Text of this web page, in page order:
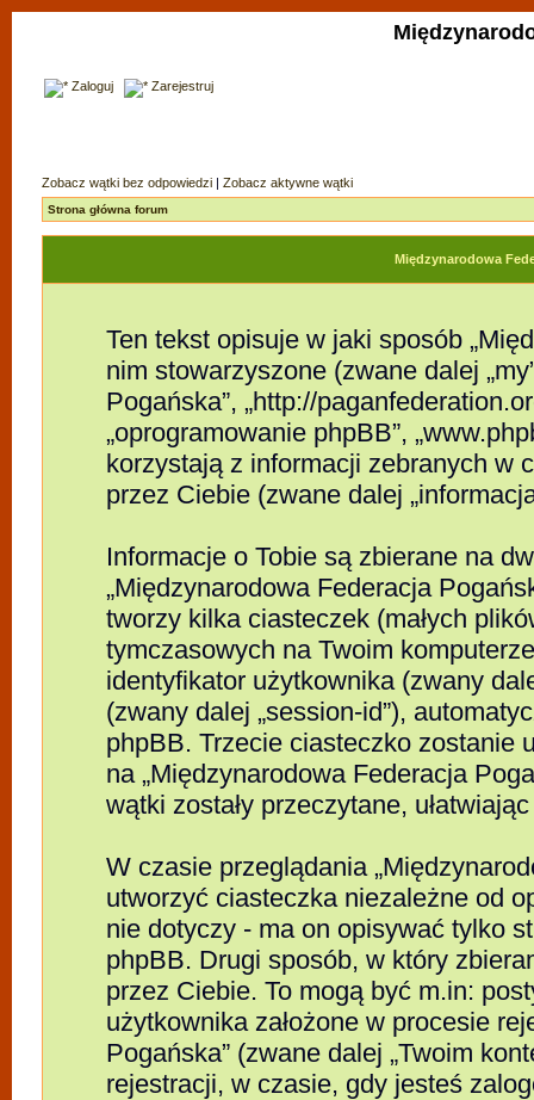
Zaloguj Zarejestruj
Zobacz wątki bez odpowiedzi | Zobacz aktywne wątki
Strona główna forum
Międzynarodowa
Ten tekst opisuje w jaki sposób
nim stowarzyszone (zwane dalej
Pogańska”, „http://
„oprogramowanie phpBB”,
korzystają z informacji zebranych w
przez Ciebie (zwane dalej
Informacje o Tobie są zbierane na
„Międzynarodowa Federacja
tworzy kilka ciasteczek (małych
tymczasowych na Twoim
identyfikator użytkownika (zwany
(zwany dalej „session-id”),
phpBB. Trzecie ciasteczko zostanie
na „Międzynarodowa Federacja
wątki zostały przeczytane,
W czasie przeglądania
utworzyć ciasteczka niezależne od
nie dotyczy - ma on opisywać tylko
phpBB. Drugi sposób, w który
przez Ciebie. To mogą być m.in:
użytkownika założone w procesie
Pogańska” (zwane dalej „Twoim
rejestracji, w czasie, gdy jesteś